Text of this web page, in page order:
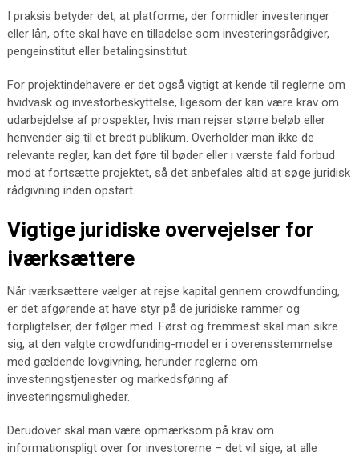
I praksis betyder det, at platforme, der formidler investeringer
eller lån, ofte skal have en tilladelse som investeringsrådgiver,
pengeinstitut eller betalingsinstitut.
For projektindehavere er det også vigtigt at kende til reglerne om
hvidvask og investorbeskyttelse, ligesom der kan være krav om
udarbejdelse af prospekter, hvis man rejser større beløb eller
henvender sig til et bredt publikum. Overholder man ikke de
relevante regler, kan det føre til bøder eller i værste fald forbud
mod at fortsætte projektet, så det anbefales altid at søge juridisk
rådgivning inden opstart.
Vigtige juridiske overvejelser for
iværksættere
Når iværksættere vælger at rejse kapital gennem crowdfunding,
er det afgørende at have styr på de juridiske rammer og
forpligtelser, der følger med. Først og fremmest skal man sikre
sig, at den valgte crowdfunding-model er i overensstemmelse
med gældende lovgivning, herunder reglerne om
investeringstjenester og markedsføring af
investeringsmuligheder.
Derudover skal man være opmærksom på krav om
informationspligt over for investorerne – det vil sige, at alle